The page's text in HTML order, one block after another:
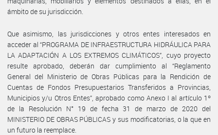
ámbito de su jurisdicción.
Que asimismo, las jurisdicciones y otros entes interesados en
acceder al “PROGRAMA DE INFRAESTRUCTURA HIDRÁULICA PARA
LA ADAPTACIÓN A LOS EXTREMOS CLIMÁTICOS”, cuyo proyecto
resulte aprobado, deberán dar cumplimiento al “Reglamento
General del Ministerio de Obras Públicas para la Rendición de
Cuentas de Fondos Presupuestarios Transferidos a Provincias,
Municipios y/u Otros Entes”, aprobado como Anexo I al artículo 1º
de la Resolución N° 19 de fecha 31 de marzo de 2020 del
MINISTERIO DE OBRAS PÚBLICAS y sus modificatorias, o la que en
un futuro la reemplace.